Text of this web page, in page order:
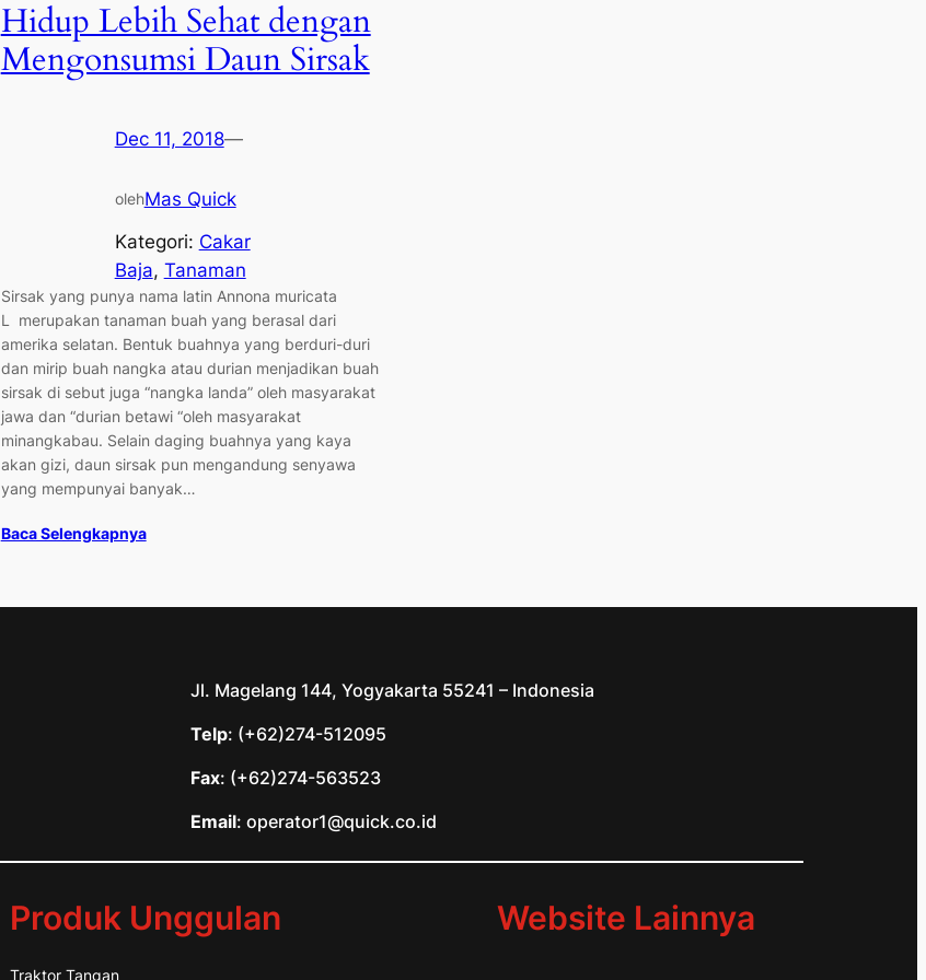
Hidup Lebih Sehat dengan
Mengonsumsi Daun Sirsak
Dec 11, 2018—
olehMas Quick
Kategori: Cakar
Baja, Tanaman
Sirsak yang punya nama latin Annona muricata
L merupakan tanaman buah yang berasal dari
amerika selatan. Bentuk buahnya yang berduri-duri
dan mirip buah nangka atau durian menjadikan buah
sirsak di sebut juga “nangka landa” oleh masyarakat
jawa dan “durian betawi “oleh masyarakat
minangkabau. Selain daging buahnya yang kaya
akan gizi, daun sirsak pun mengandung senyawa
yang mempunyai banyak…
Baca Selengkapnya
Jl. Magelang 144, Yogyakarta 55241 – Indonesia
Telp: (+62)274-512095
Fax: (+62)274-563523
Email: operator1@quick.co.id
Produk Unggulan
Traktor Tangan
Website Lainnya